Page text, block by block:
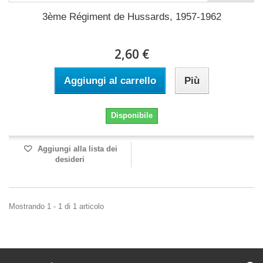
3ème Régiment de Hussards, 1957-1962
2,60 €
Aggiungi al carrello Più
Disponibile
Aggiungi alla lista dei
desideri
Mostrando 1 - 1 di 1 articolo